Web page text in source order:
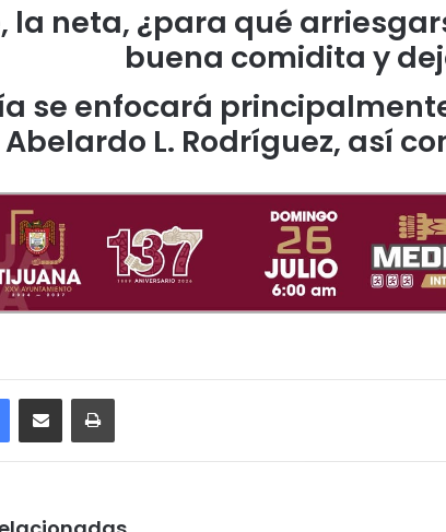
la neta, ¿para qué
buena comidita y
se enfocará
Abelardo L. Rodríguez, así
Compartir por correo electrónicoImprimir